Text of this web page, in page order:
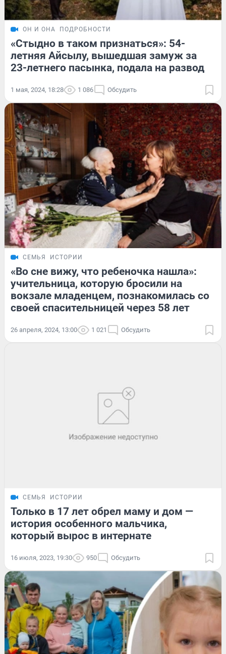
ОН И ОНА ПОДРОБНОСТИ
«Стыдно в таком признаться»: 54-
летняя Айсылу, вышедшая замуж за
23-летнего пасынка, подала на развод
1 мая, 2024, 18:28 1 086 Обсудить
СЕМЬЯ ИСТОРИИ
«Во сне вижу, что ребеночка нашла»:
учительница, которую бросили на
вокзале младенцем, познакомилась со
своей спасительницей через 58 лет
26 апреля, 2024, 13:00 1 021 Обсудить
СЕМЬЯ ИСТОРИИ
Только в 17 лет обрел маму и дом —
история особенного мальчика,
который вырос в интернате
16 июля, 2023, 19:30 950 Обсудить